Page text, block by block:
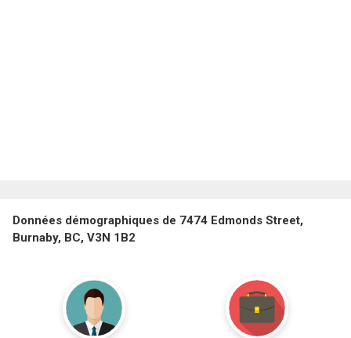
Données démographiques de 7474 Edmonds Street,
Burnaby, BC, V3N 1B2